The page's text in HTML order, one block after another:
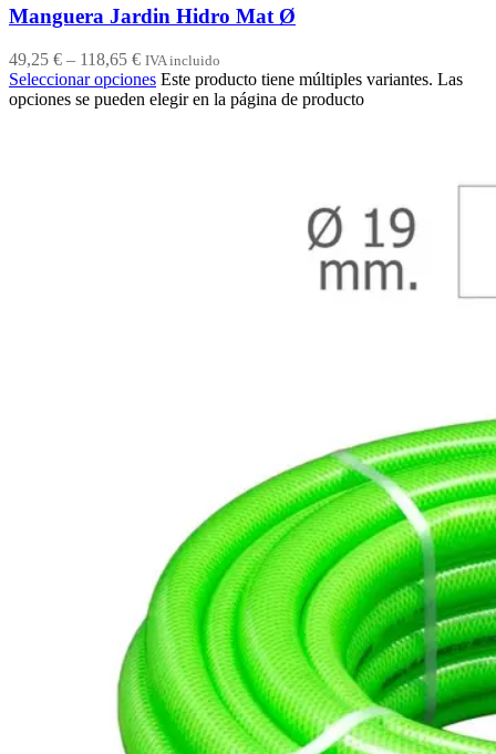
Manguera Jardin Hidro Mat Ø
49,25 € – 118,65 € IVA incluido
Seleccionar opciones Este producto tiene múltiples variantes. Las
opciones se pueden elegir en la página de producto